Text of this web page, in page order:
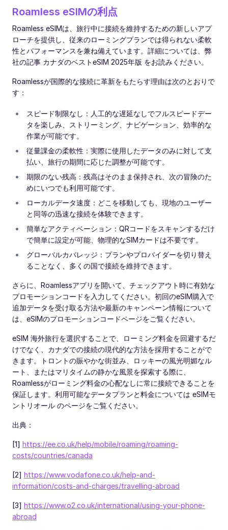
Roamless eSIMの利点
Roamless eSIMは、旅行中に接続を維持するための新しいアプ
ローチを提供し、従来のローミングプランでは得られない柔軟
性とパフォーマンスを兼ね備えています。詳細については、弊
社の記事 カナダのベストeSIM 2025年版 をお読みください。
Roamlessが国際的な接続に革新をもたらす理由は次のとおりで
す：
スピード制限なし：人工的な遅延なしでフルスピードデー
タを楽しみ、ストリーミング、ナビゲーション、効率的な
作業が可能です。
従量課金の柔軟性：実際に使用したデータのみに対して支
払い、旅行の期間に応じた調整が可能です。
期限のない残高：残高はそのまま保持され、次の冒険のた
めにいつでも利用可能です。
ローカルデータ速度：どこを移動しても、現地のユーザー
と同等の迅速な接続を体験できます。
簡単なアクティベーション：QRコードをスキャンするだけ
で簡単に設定が可能、物理的なSIMカードは不要です。
グローバルカバレッジ：プランやプロバイダーを切り替え
ることなく、多くの国で接続を維持できます。
さらに、Roamlessアプリを開いて、チェックアウト時に有効な
プロモーションコードを入力してください。初回のeSIM購入で
追加データを受け取る方法や最新のキャンペーン情報について
は、eSIMのプロモーションコードページをご覧ください。
eSIM 海外旅行を選択することで、ローミング料金を回避するだ
けでなく、カナダでの接続の現代的な方法を採用することがで
きます。トロントの賑やかな街並み、ロッキーの風光明媚なル
ート、またはマリタイムの静かな風景を探索する際に、
Roamlessがローミング料金の心配なしに常に接続できることを
保証します。利用可能なデータプランと料金については eSIMモ
ントリオール のページをご覧ください。
出典：
[1] https://ee.co.uk/help/mobile/roaming/roaming-
costs/countries/canada
[2] https://www.vodafone.co.uk/help-and-
information/costs-and-charges/travelling-abroad
[3] https://www.o2.co.uk/international/using-your-phone-
abroad